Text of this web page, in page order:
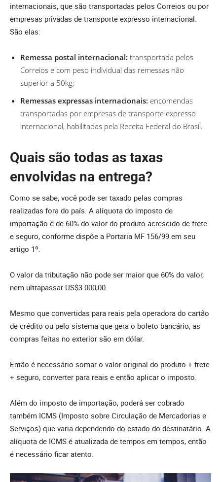
internacionais, que são transportadas pelos Correios ou por
empresas privadas de transporte expresso internacional.
São elas:
Remessa postal internacional: transportada pelos
Correios e com peso individual das remessas não
superior a 50kg;
Remessas expressas internacionais: encomendas
transportadas por empresas de transporte expresso
internacional, habilitadas pela Receita Federal do Brasil.
Quais são todas as taxas
envolvidas na entrega?
Como se sabe, você pode ser taxado pelas compras
realizadas fora do país. A alíquota do imposto de
importação é de 60% do valor do produto acrescido de frete
e seguro, conforme dispõe a Portaria MF 156/99 em seu
artigo 1º.
O valor da tributação não pode ser maior que 60% do valor,
nem ultrapassar US$3.000,00.
Mesmo que convertidas para reais pela operadora do cartão
de crédito ou pelo sistema que gera o boleto bancário, as
compras feitas no exterior são em dólar.
Então é necessário somar o valor original do produto + frete
+ seguro, converter para reais e então aplicar o imposto.
Além do imposto de importação, poderá ser cobrado
também ICMS (Imposto sobre Circulação de Mercadorias e
Serviços) que varia dependendo do estado do destinatário. A
alíquota de ICMS é atualizada de tempos em tempos, então
é necessário ficar atento.